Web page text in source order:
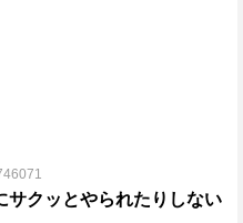
サクッとやられたりしない